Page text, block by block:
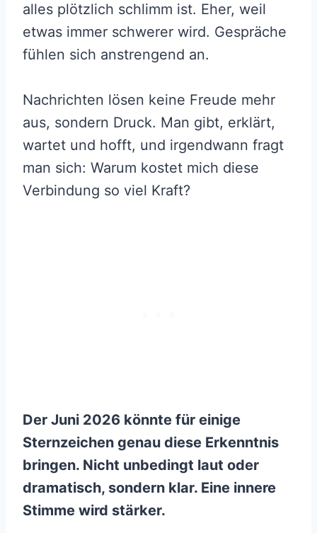
alles plötzlich schlimm ist. Eher, weil
etwas immer schwerer wird. Gespräche
fühlen sich anstrengend an.
Nachrichten lösen keine Freude mehr
aus, sondern Druck. Man gibt, erklärt,
wartet und hofft, und irgendwann fragt
man sich: Warum kostet mich diese
Verbindung so viel Kraft?
Der Juni 2026 könnte für einige
Sternzeichen genau diese Erkenntnis
bringen. Nicht unbedingt laut oder
dramatisch, sondern klar. Eine innere
Stimme wird stärker.